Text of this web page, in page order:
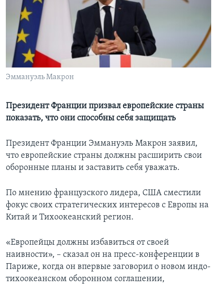
Learning English
СОЦИАЛЬНЫЕ СЕТИ
Эммануэль Макрон
Президент Франции призвал европейские страны
показать, что они способны себя защищать
Президент Франции Эммануэль Макрон заявил,
что европейские страны должны расширить свои
оборонные планы и заставить себя уважать.
По мнению французского лидера, США сместили
фокус своих стратегических интересов с Европы на
Китай и Тихоокеанский регион.
«Европейцы должны избавиться от своей
наивности», – сказал он на пресс-конференции в
Париже, когда он впервые заговорил о новом индо-
тихоокеанском оборонном соглашении,